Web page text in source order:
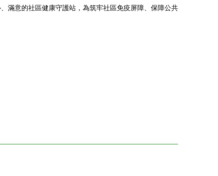
滿意的社區健康守護站，為筑牢社區免疫屏障、保障公共